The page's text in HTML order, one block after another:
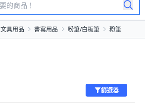
文具用品 書寫用品 粉筆/白板筆 粉筆
篩選器